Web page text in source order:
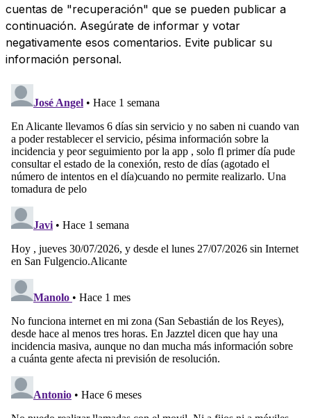
cuentas de "recuperación" que se pueden publicar a
continuación. Asegúrate de informar y votar
negativamente esos comentarios. Evite publicar su
información personal.